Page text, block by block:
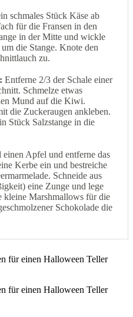
schmales Stück Käse ab
für die Fransen in den
in der Mitte und wickle
die Stange. Knote den
zu.
Entferne 2/3 der Schale einer
Schmelze etwas
Mund auf die Kiwi.
die Zuckeraugen ankleben.
Stück Salzstange in die
einen Apfel und entferne das
Kerbe ein und bestreiche
Schneide aus
eine Zunge und lege
kleine Marshmallows für die
Schokolade die